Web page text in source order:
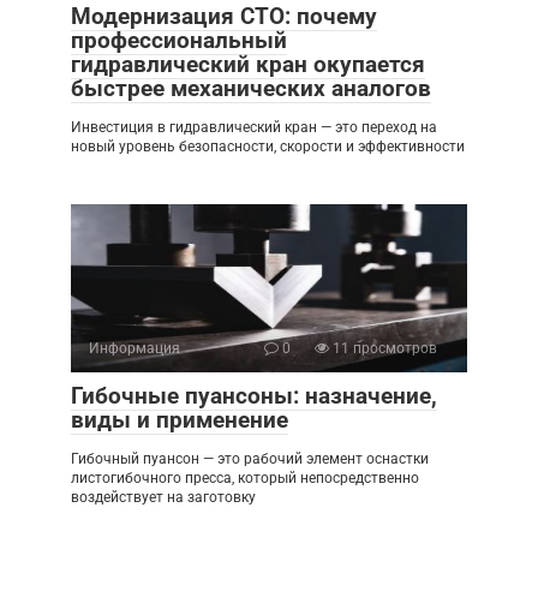
Модернизация СТО: почему
профессиональный
гидравлический кран окупается
быстрее механических аналогов
Инвестиция в гидравлический кран — это переход на
новый уровень безопасности, скорости и эффективности
Информация 0 11 просмотров
Гибочные пуансоны: назначение,
виды и применение
Гибочный пуансон — это рабочий элемент оснастки
листогибочного пресса, который непосредственно
воздействует на заготовку